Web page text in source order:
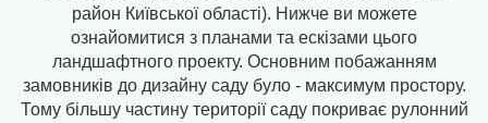
район Київської області). Нижче ви можете
ознайомитися з планами та ескізами цього
ландшафтного проекту. Основним побажанням
замовників до дизайну саду було - максимум простору.
Тому більшу частину території саду покриває рулонний